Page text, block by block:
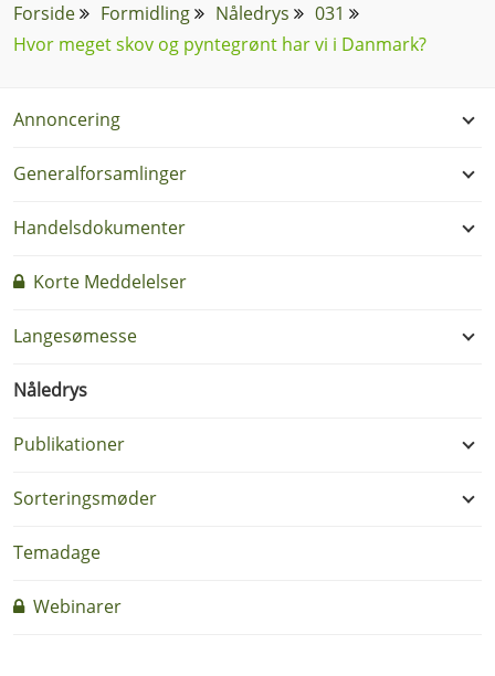
Forside Formidling Nåledrys
031
Hvor meget skov og pyntegrønt har vi i Danmark?
Annoncering
Generalforsamlinger
Handelsdokumenter
Korte Meddelelser
Langesømesse
Nåledrys
Publikationer
Sorteringsmøder
Temadage
Webinarer